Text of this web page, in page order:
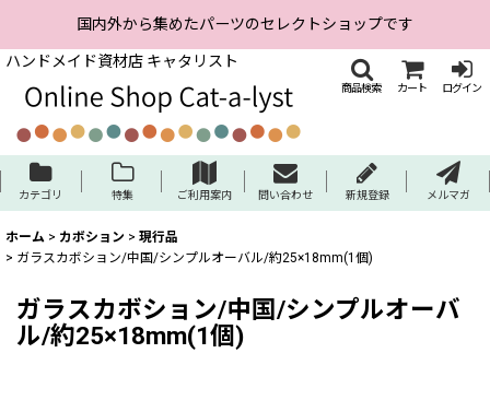
国内外から集めたパーツのセレクトショップです
ハンドメイド資材店 キャタリスト
商品検索 カート ログイン
カテゴリ 特集 ご利用案内 問い合わせ 新規登録 メルマガ
ホーム > カボション > 現行品
> ガラスカボション/中国/シンプルオーバル/約25×18mm(1個)
ガラスカボション/中国/シンプルオーバ
ル/約25×18mm(1個)